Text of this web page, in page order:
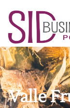
Valle